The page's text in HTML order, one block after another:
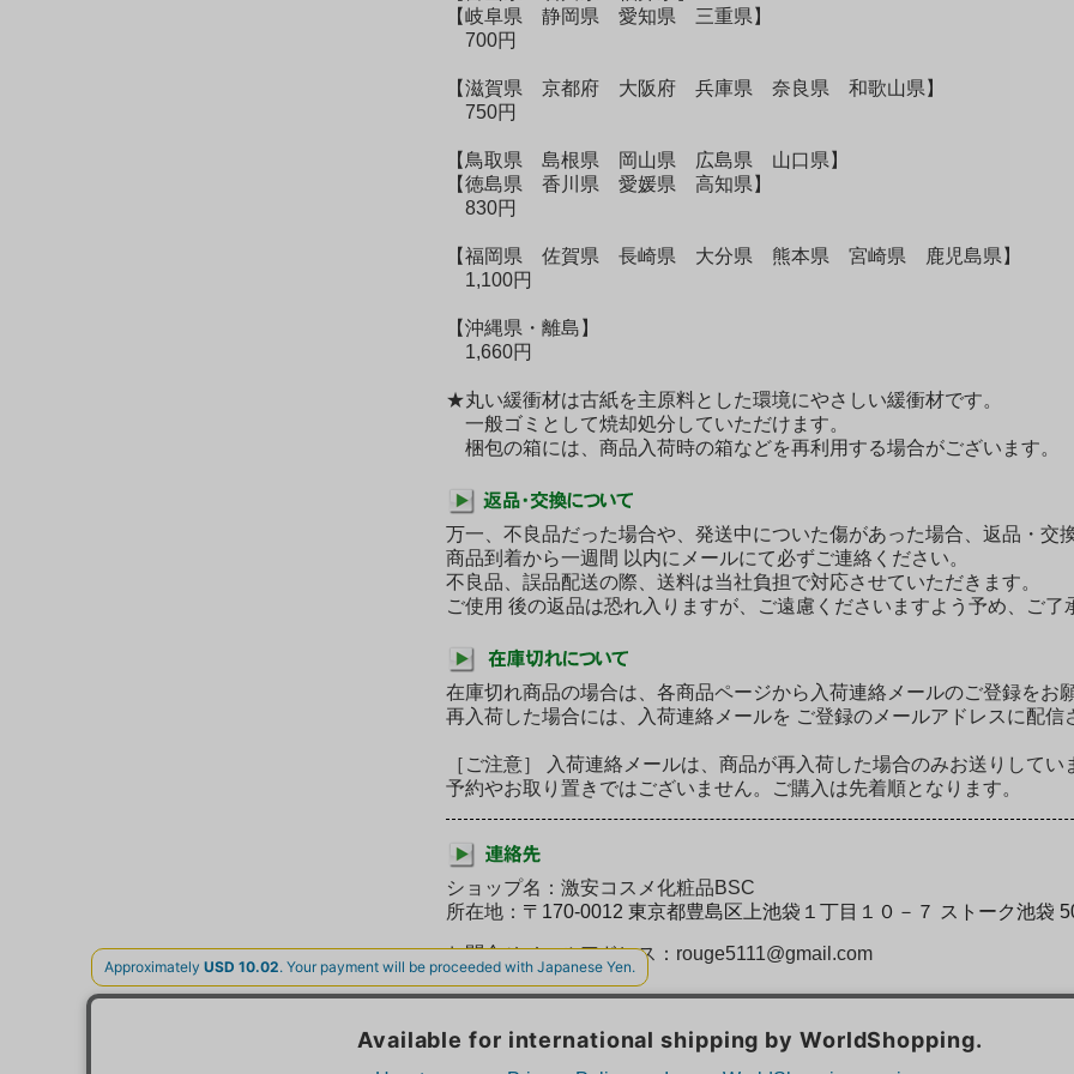
【岐阜県 静岡県 愛知県 三重県】
700円
【滋賀県 京都府 大阪府 兵庫県 奈良県 和歌山県】
750円
【鳥取県 島根県 岡山県 広島県 山口県】
【徳島県 香川県 愛媛県 高知県】
830円
【福岡県 佐賀県 長崎県 大分県 熊本県 宮崎県 鹿児島県】
1,100円
【沖縄県・離島】
1,660円
★丸い緩衝材は古紙を主原料とした環境にやさしい緩衝材です。
一般ゴミとして焼却処分していただけます。
梱包の箱には、商品入荷時の箱などを再利用する場合がございます。
万一、不良品だった場合や、発送中についた傷があった場合、返品・交
商品到着から一週間 以内にメールにて必ずご連絡ください。
不良品、誤品配送の際、送料は当社負担で対応させていただきます。
ご使用 後の返品は恐れ入りますが、ご遠慮くださいますよう予め、ご了
在庫切れ商品の場合は、各商品ページから入荷連絡メールのご登録をお
再入荷した場合には、入荷連絡メールを ご登録のメールアドレスに配信
［ご注意］ 入荷連絡メールは、商品が再入荷した場合のみお送りしてい
予約やお取り置きではございません。ご購入は先着順となります。
ショップ名：激安コスメ化粧品BSC
所在地： 〒170-0012 東京都豊島区上池袋１丁目１０－７ ストーク池袋
お問合せメールアドレス：rouge5111@gmail.com